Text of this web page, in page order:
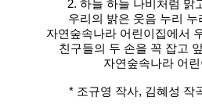
2. 하늘 하늘 나비처럼 맑
우리의 밝은 웃음 누리 누
자연숲속나라 어린이집에서
친구들의 두 손을 꼭 잡고
자연숲속나라 어
* 조규영 작사, 김혜성 작